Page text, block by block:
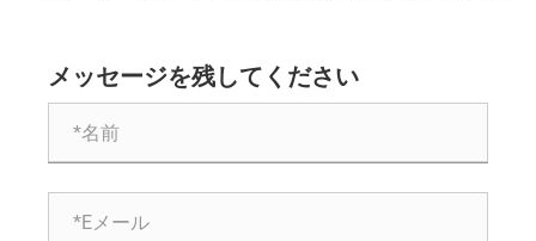
ーウェイトは世界中に輸出されています。
メッセージを残してください